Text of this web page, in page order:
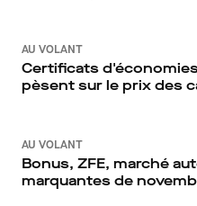
AU VOLANT
Certificats
pèsent sur le prix des
AU VOLANT
Bonus, ZFE, marché
marquantes de